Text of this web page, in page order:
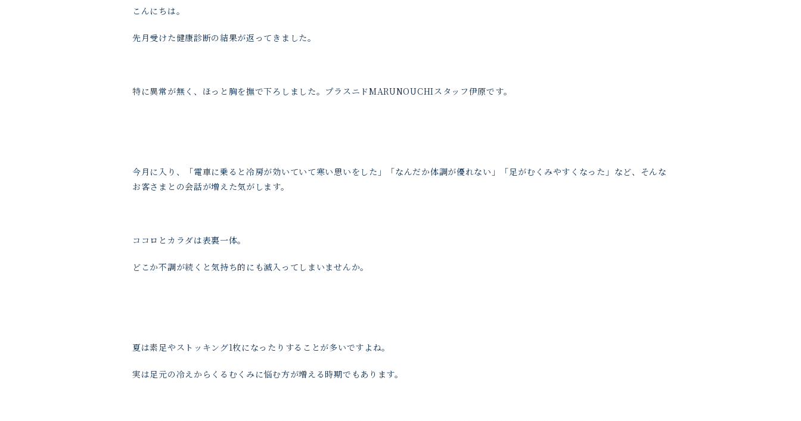
こんにちは。
先月受けた健康診断の結果が返ってきました。
特に異常が無く、ほっと胸を撫で下ろしました。プラスニドMARUNOUCHIスタッフ伊原です。
今月に入り、「電車に乗ると冷房が効いていて寒い思いをした」「なんだか体調が優れない」「足がむくみやすくなった」など、そんな
お客さまとの会話が増えた気がします。
ココロとカラダは表裏一体。
どこか不調が続くと気持ち的にも滅入ってしまいませんか。
夏は素足やストッキング1枚になったりすることが多いですよね。
実は足元の冷えからくるむくみに悩む方が増える時期でもあります。